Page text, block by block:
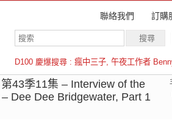
聯絡我們 訂購
D100 慶爆搜尋 : 瘋中三子, 午夜工作者
羅倫斯
43季11集 – Interview of the
Dee Dee Bridgewater, Part 1